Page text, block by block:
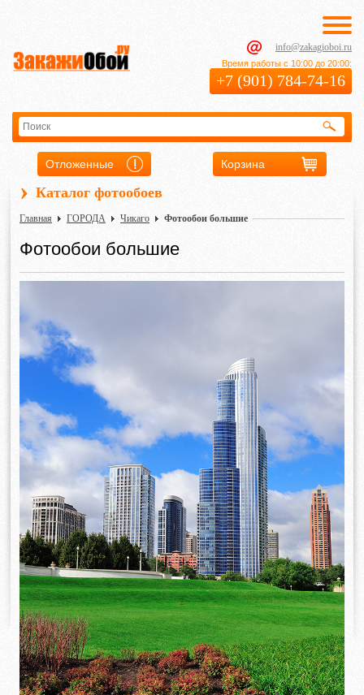
info@zakagioboi.ru
Время работы с 10:00 до 20:00:
+7 (901) 784-74-16
Отложенные Корзина
› Каталог фотообоев
Главная ГОРОДА Чикаго Фотообои большие
Фотообои большие